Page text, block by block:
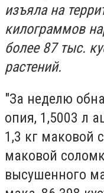
изъяла на
килограммов
более 87 тыс.
растений.
"За неделю
опия, 1,5003 л
1,3 кг маковой
маковой
высушенного